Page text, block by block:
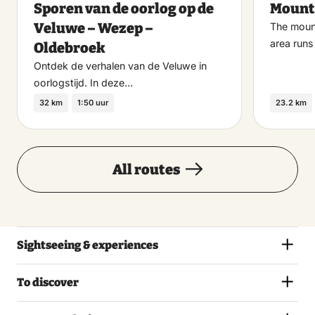
Sporen van de oorlog op de
Veluwe – Wezep –
Oldebroek
Ontdek de verhalen van de Veluwe in
oorlogstijd. In deze…
32 km 1:50 uur
The
area
23.2 km
All routes
Sightseeing & experiences
To discover